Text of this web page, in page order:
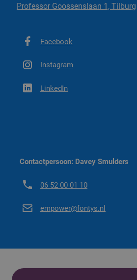
kost €600,- per challenge (3 weken).
Professor Goossenslaan 1, Tilburg
Facebook
Instagram
LinkedIn
Contactpersoon: Davey Smulders
06 52 00 01 10
empower@fontys.nl